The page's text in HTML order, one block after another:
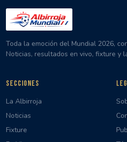
Toda la emoción del Mundial 2026,
Noticias, resultados en vivo, fixture y
SECCIONES
La Albirroja
Noticias
Fixture